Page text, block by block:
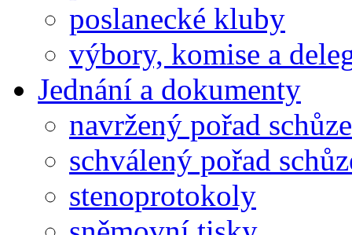
poslanecké kluby
výbory, komise a
Jednání a dokumenty
navržený pořad schůze
schválený pořad
stenoprotokoly